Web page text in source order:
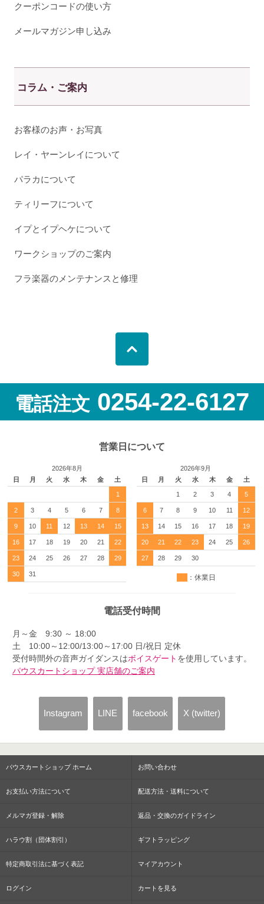
クーポンコードの使い方
メールマガジン申し込み
コラム・ご案内
お客様のお声・お写真
レイ・ヤーンレイについて
パラカについて
ティリーフについて
イプとイプヘケについて
ワークショップのご案内
フラ楽器のメンテナンスと修理
電話注文 0254-22-6127
営業日について
2026年8月
日
月 火 水 木 金 土
1
2 3 4 5 6 7 8
9 10 11 12 13 14 15
16 17 18 19 20 21 22
23 24 25 26 27 28 29
30 31
2026年9月
日
月 火 水 木 金 土
1 2 3 4 5
6 7 8 9 10 11 12
13 14 15 16 17 18 19
20 21 22 23 24 25 26
27 28 29 30
：休業日
電話受付時間
月～金 9:30 ～ 18:00
土 10:00～12:00/13:00～17:00 日/祝日 定休
受付時間外の音声ガイダンスはボイスゲート を使用しています。
パウスカートショップ 実店舗のご案内
Instagram LINE facebook X (twitter)
パウスカートショップ ホーム お問い合わせ
お支払い方法について 配送方法・送料について
メルマガ登録・解除 返品・交換のガイドライン
ハラウ割（団体割引） ギフトラッピング
特定商取引法に基づく表記 マイアカウント
ログイン カートを見る